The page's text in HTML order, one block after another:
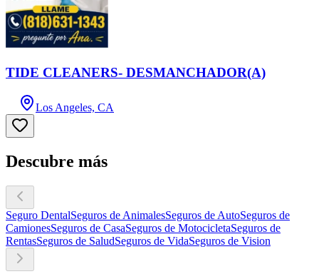
TIDE CLEANERS- DESMANCHADOR(A)
Los Angeles, CA
Descubre más
Seguro DentalSeguros de AnimalesSeguros de AutoSeguros de
CamionesSeguros de CasaSeguros de MotocicletaSeguros de
RentasSeguros de SaludSeguros de VidaSeguros de Vision